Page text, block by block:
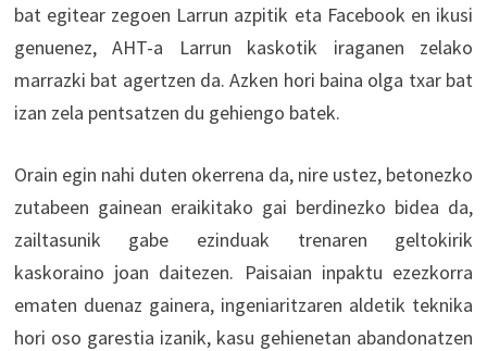
bat egitear zegoen Larrun azpitik eta Facebook en ikusi
genuenez, AHT-a Larrun kaskotik iraganen zelako
marrazki bat agertzen da. Azken hori baina olga txar bat
izan zela pentsatzen du gehiengo batek.
Orain egin nahi duten okerrena da, nire ustez, betonezko
zutabeen gainean eraikitako gai berdinezko bidea da,
zailtasunik gabe ezinduak trenaren geltokirik
kaskoraino joan daitezen. Paisaian inpaktu ezezkorra
ematen duenaz gainera, ingeniaritzaren aldetik teknika
hori oso garestia izanik, kasu gehienetan abandonatzen